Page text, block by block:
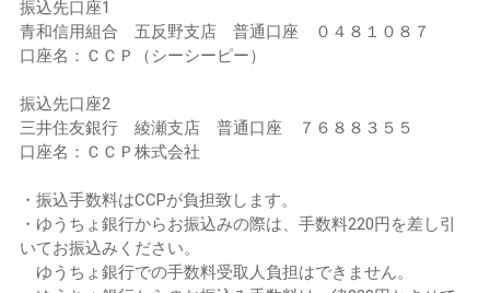
振込先口座1
青和信用組合 五反野支店 普通口座 ０４８１０８７
口座名：ＣＣＰ（シーシーピー）
振込先口座2
三井住友銀行 綾瀬支店 普通口座 ７６８８３５５
口座名：ＣＣＰ株式会社
・振込手数料はCCPが負担致します。
・ゆうちょ銀行からお振込みの際は、手数料220円を差し引
いてお振込みください。
ゆうちょ銀行での手数料受取人負担はできません。